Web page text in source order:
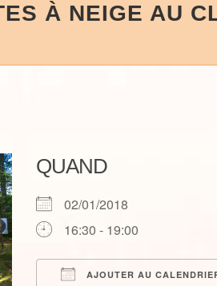
À NEIGE AU
QUAND
02/01/2018
16:30 - 19:00
AJOUTER AU